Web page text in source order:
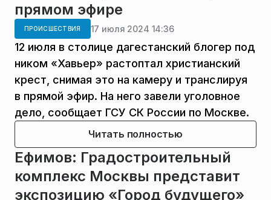
прямом эфире
ПРОИСШЕСТВИЯ 17 июля 2024 14:36
12 июля в столице дагестанский блогер под
ником «Хавьер» растоптал христианский
крест, снимая это на камеру и транслируя
в прямой эфир. На него завели уголовное
дело, сообщает ГСУ СК России по Москве.
Читать полностью
Ефимов: Градостроительный
комплекс Москвы представит
экспозицию «Город будущего»